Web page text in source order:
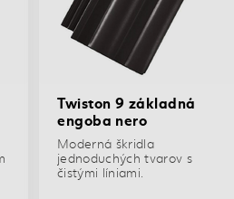
Twiston 9 základná
engoba nero
Moderná škridla
jednoduchých tvarov s
čistými líniami.